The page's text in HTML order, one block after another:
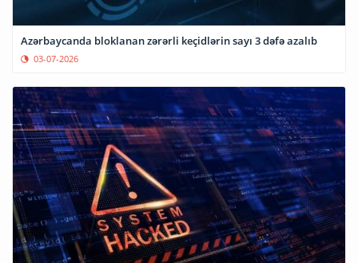
Azərbaycanda bloklanan zərərli keçidlərin sayı 3 dəfə azalıb
03-07-2026